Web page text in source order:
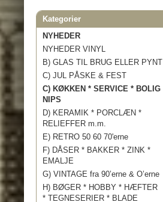
Kategorier
NYHEDER
NYHEDER VINYL
B) GLAS TIL BRUG ELLER PYNT
C) JUL PÅSKE & FEST
C) KØKKEN * SERVICE * BOLIG
NIPS
D) KERAMIK * PORCLÆN *
RELIEFFER m.m.
E) RETRO 50 60 70'erne
F) DÅSER * BAKKER * ZINK *
EMALJE
G) VINTAGE fra 90’erne & O’erne
H) BØGER * HOBBY * HÆFTER
* TEGNESERIER * BLADE